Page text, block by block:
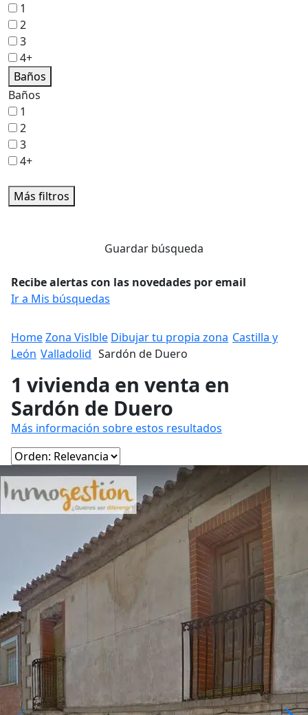
1
2
3
4+
Baños
Baños
1
2
3
4+
Más filtros
Guardar búsqueda
Recibe alertas con las novedades por email
Ir a Mis búsquedas
HomeZona Vislble Dibujar tu propia zona Castilla y
León Valladolid Sardón de Duero
1 vivienda en venta en
Sardón de Duero
Más información sobre estos resultados